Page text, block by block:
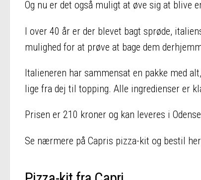
Og nu er det også muligt at øve sig at blive
I over 40 år er der blevet bagt sprøde,
mulighed for at prøve at bage dem
Italieneren har sammensat en pakke med
lige fra dej til topping. Alle ingredienser er
Prisen er 210 kroner og kan leveres i
Se nærmere på Capris pizza-kit og bestil